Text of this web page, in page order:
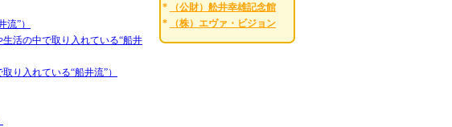
”）
活の中で取り入れている“船井
り入れている“船井流”）
*
（公財）舩井幸雄記念館
*
（株）エヴァ・ビジョン